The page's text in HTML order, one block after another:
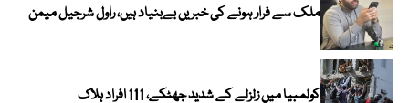
ملک سے فرار ہونے کی خبریں بےبنیاد ہیں، راول شرجیل میمن
کولمبیا میں زلزلے کے شدید جھٹکے، 111 افراد ہلاک